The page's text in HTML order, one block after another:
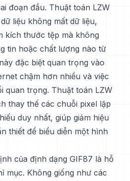
đoạn đầu. Thuật toán LZW
liệu không mất dữ liệu,
kích thước tệp mà không
tin hoặc chất lượng nào từ
đặc biệt quan trọng vào
chậm hơn nhiều và việc
quan trọng. Thuật toán LZW
thay thế các chuỗi pixel lặp
duy nhất, giúp giảm hiệu
thiết để biểu diễn một hình
của định dạng GIF87 là hỗ
mục. Không giống như các